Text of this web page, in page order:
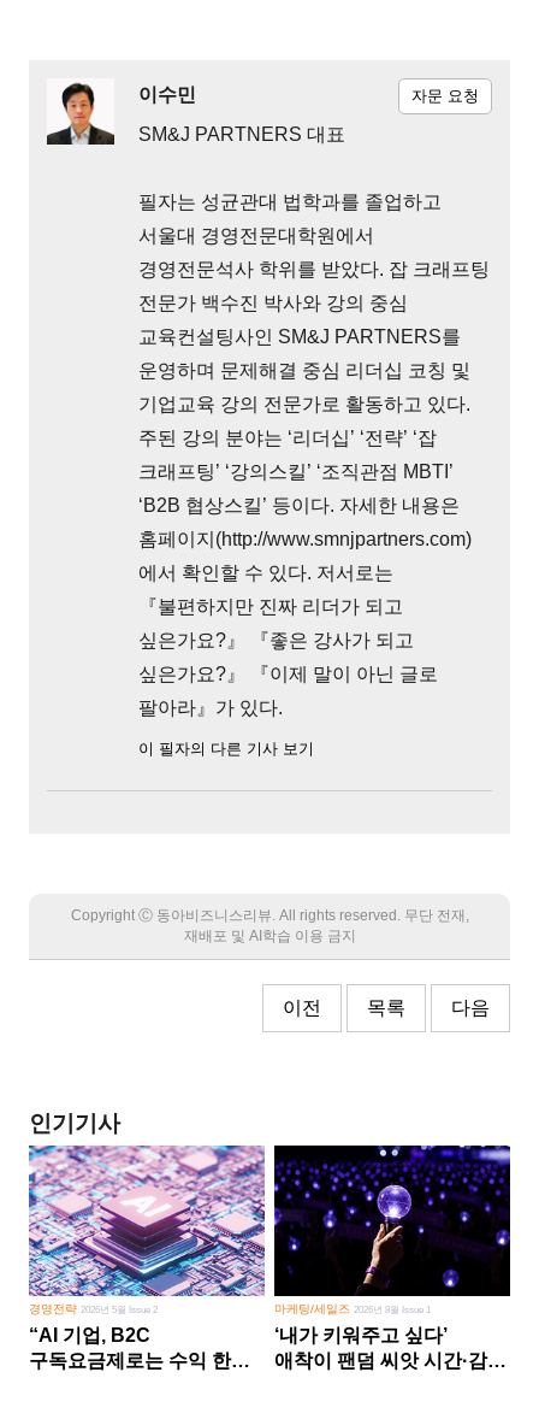
이수민
SM&J PARTNERS 대표
필자는 성균관대 법학과를 졸업하고
서울대 경영전문대학원에서
경영전문석사 학위를 받았다. 잡 크래프팅
전문가 백수진 박사와 강의 중심
교육컨설팅사인 SM&J PARTNERS를
운영하며 문제해결 중심 리더십 코칭 및
기업교육 강의 전문가로 활동하고 있다.
주된 강의 분야는 ‘리더십’ ‘전략’ ‘잡
크래프팅’ ‘강의스킬’ ‘조직관점 MBTI’
‘B2B 협상스킬’ 등이다. 자세한 내용은
홈페이지(http://www.smnjpartners.com)
에서 확인할 수 있다. 저서로는
『불편하지만 진짜 리더가 되고
싶은가요?』 『좋은 강사가 되고
싶은가요?』 『이제 말이 아닌 글로
팔아라』가 있다.
이 필자의 다른 기사 보기
자문 요청
Copyright Ⓒ 동아비즈니스리뷰. All rights reserved. 무단 전재,
재배포 및 AI학습 이용 금지
이전 목록 다음
인기기사
경영전략 2026년 5월 Issue 2
“AI 기업, B2C
구독요금제로는 수익 한계
마케팅/세일즈 2026년 8월 Issue 1
‘내가 키워주고 싶다’
애착이 팬덤 씨앗 시간·감정